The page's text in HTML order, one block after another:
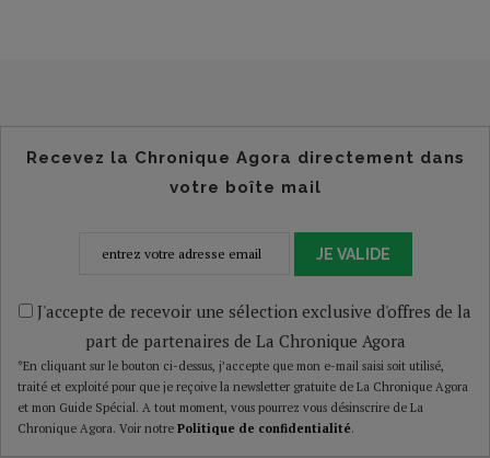
Recevez la Chronique Agora directement dans
votre boîte mail
JE VALIDE
J'accepte de recevoir une sélection exclusive d'offres de la
part de partenaires de La Chronique Agora
*En cliquant sur le bouton ci-dessus, j’accepte que mon e-mail saisi soit utilisé,
traité et exploité pour que je reçoive la newsletter gratuite de La Chronique Agora
et mon Guide Spécial. A tout moment, vous pourrez vous désinscrire de La
Chronique Agora. Voir notre Politique de confidentialité.